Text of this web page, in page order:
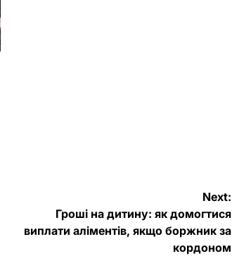
Next:
Гроші на дитину: як домогтися
виплати аліментів, якщо боржник за
кордоном